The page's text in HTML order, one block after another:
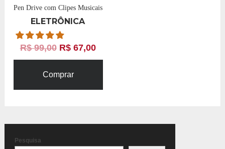
Pen Drive com Clipes Musicais
ELETRÔNICA
R$99,00 R$67,00
Comprar
Pesquisa